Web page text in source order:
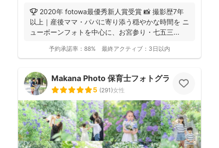
🏆 2020年 fotowa最優秀新人賞受賞 📸 撮影歴7年
以上｜産後ママ・パパに寄り添う穏やかな時間を ニ
ューボーンフォトを中心に、お宮参り・七五三...
予約承諾率： 88% 最終アクティブ： 3日以内
Makana Photo 保育士フォトグラファー
5 (291)女性